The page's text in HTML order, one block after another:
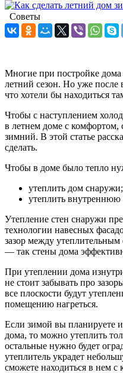
Советы
Многие при постройке дома
летний сезон. Но уже
что хотели бы находиться
Чтобы с наступлением
в летнем доме с комфортом,
зимний. В этой статье
сделать.
Чтобы в доме было тепло
утеплить дом снаружи;
утеплить внутреннюю
Утепление стен снаружи
технологии навесных
зазор между
— так стены дома
При утеплении дома
не стоит забывать про
все плоскости будут
помещению нагреться.
Если зимой вы планируете
дома, то можно утеплить
остальные нужно будет
утеплитель украдет
сможете находиться в нем с